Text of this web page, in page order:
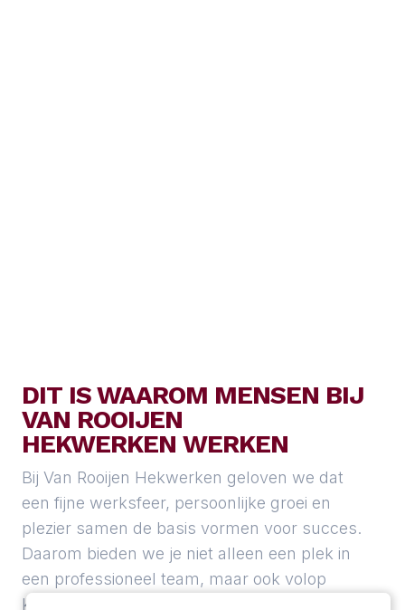
DIT IS WAAROM MENSEN BIJ
VAN ROOIJEN
HEKWERKEN WERKEN
Bij Van Rooijen Hekwerken geloven we dat
een fijne werksfeer, persoonlijke groei en
plezier samen de basis vormen voor succes.
Daarom bieden we je niet alleen een plek in
een professioneel team, maar ook volop
kansen om jezelf te ontwikkelen en te